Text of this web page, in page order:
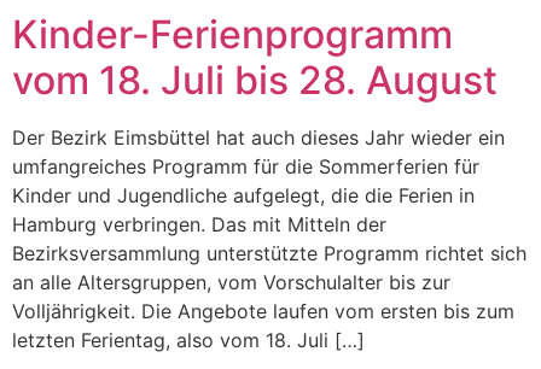
Kinder-Ferienprogramm
vom 18. Juli bis 28. August
Der Bezirk Eimsbüttel hat auch dieses Jahr wieder ein
umfangreiches Programm für die Sommerferien für
Kinder und Jugendliche aufgelegt, die die Ferien in
Hamburg verbringen. Das mit Mitteln der
Bezirksversammlung unterstützte Programm richtet sich
an alle Altersgruppen, vom Vorschulalter bis zur
Volljährigkeit. Die Angebote laufen vom ersten bis zum
letzten Ferientag, also vom 18. Juli […]